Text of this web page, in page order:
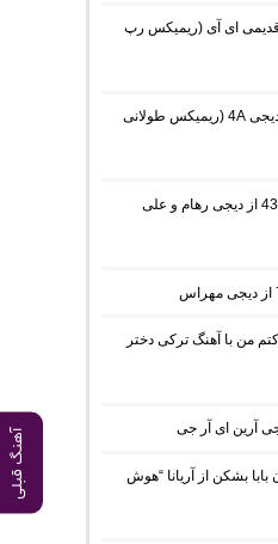
آهنگ قبلی
قدیمی ای آی (ریمیکس رپ
دانلود ریمیکس گمبرون 6 از دیجی 4A (ریمیکس طولانی
دانلود ریمیکس موزیک باکس 43 از دیجی رهام و علی
من با آهنگ ترکی دختر
آرین ای آر جی
بشکن از آریانا “هوش